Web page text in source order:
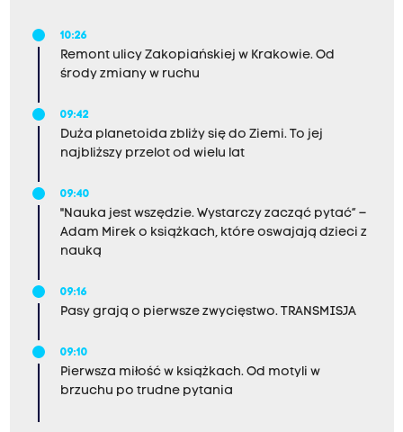
10:26
Remont ulicy Zakopiańskiej w Krakowie. Od
środy zmiany w ruchu
09:42
Duża planetoida zbliży się do Ziemi. To jej
najbliższy przelot od wielu lat
09:40
"Nauka jest wszędzie. Wystarczy zacząć pytać” –
Adam Mirek o książkach, które oswajają dzieci z
nauką
09:16
Pasy grają o pierwsze zwycięstwo. TRANSMISJA
09:10
Pierwsza miłość w książkach. Od motyli w
brzuchu po trudne pytania